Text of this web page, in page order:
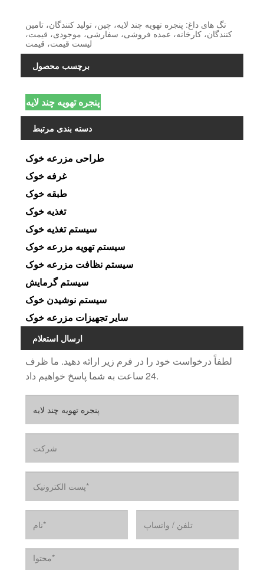
تگ های داغ: پنجره تهویه چند لایه، چین، تولید کنندگان، تامین
کنندگان، کارخانه، عمده فروشی، سفارشی، موجودی، قیمت،
لیست قیمت، قیمت
برچسب محصول
پنجره تهویه چند لایه
دسته بندی مرتبط
طراحی مزرعه خوک
غرفه خوک
طبقه خوک
تغذیه خوک
سیستم تغذیه خوک
سیستم تهویه مزرعه خوک
سیستم نظافت مزرعه خوک
سیستم گرمایش
سیستم نوشیدن خوک
سایر تجهیزات مزرعه خوک
ارسال استعلام
لطفاً درخواست خود را در فرم زیر ارائه دهید. ما ظرف
24 ساعت به شما پاسخ خواهیم داد.